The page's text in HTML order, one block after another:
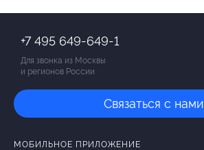
+7 495 649-649-1
Для звонка из Москвы
и регионов России
Связаться с нами
МОБИЛЬНОЕ ПРИЛОЖЕНИЕ